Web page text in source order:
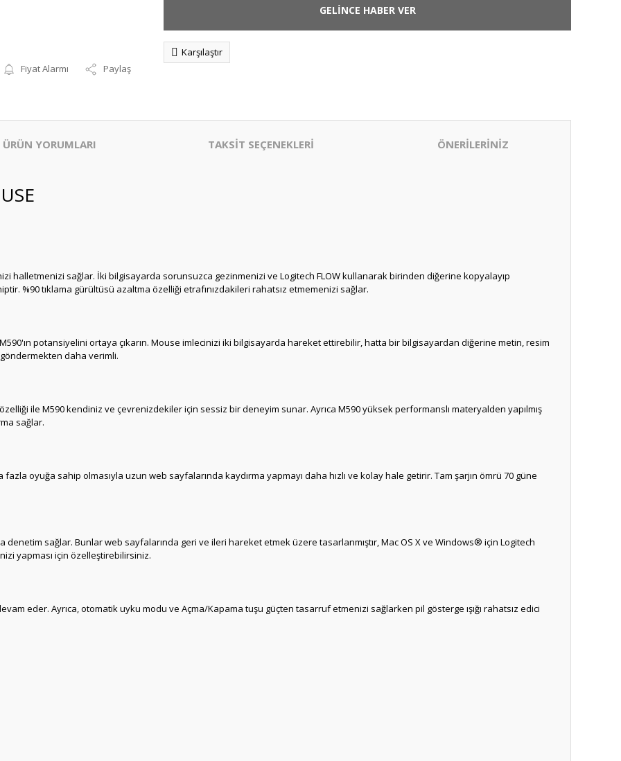
Fiyat Alarmı Paylaş
GELİNCE HABER VER
Karşılaştır
ÜRÜN YORUMLARI TAKSİT SEÇENEKLERİ ÖNERİLERİNİZ
halletmenizi sağlar. İki bilgisayarda sorunsuzca gezinmenizi ve Logitech FLOW kullanarak birinden diğerine kopyalayıp
%90 tıklama gürültüsü azaltma özelliği etrafınızdakileri rahatsız etmemenizi sağlar.
M590'ın potansiyelini ortaya çıkarın. Mouse imlecinizi iki bilgisayarda hareket ettirebilir, hatta bir bilgisayardan diğerine metin, resim
daha verimli.
ile M590 kendiniz ve çevrenizdekiler için sessiz bir deneyim sunar. Ayrıca M590 yüksek performanslı materyalden yapılmış
sağlar.
oyuğa sahip olmasıyla uzun web sayfalarında kaydırma yapmayı daha hızlı ve kolay hale getirir. Tam şarjın ömrü 70 güne
sağlar. Bunlar web sayfalarında geri ve ileri hareket etmek üzere tasarlanmıştır, Mac OS X ve Windows® için Logitech
yapması için özelleştirebilirsiniz.
eder. Ayrıca, otomatik uyku modu ve Açma/Kapama tuşu güçten tasarruf etmenizi sağlarken pil gösterge ışığı rahatsız edici